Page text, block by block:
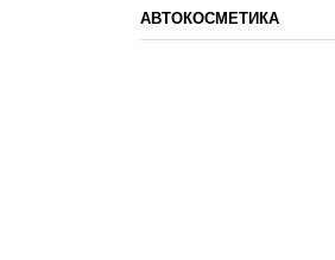
АВТОКОСМЕТИКА